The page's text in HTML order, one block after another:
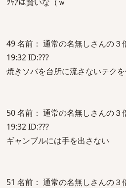
49 名前： 通常の名無しさんの３
19:32 ID:???
焼きソバを台所に流さないテクを
50 名前： 通常の名無しさんの３
19:32 ID:???
ギャンブルには手を出さない
51 名前： 通常の名無しさんの３